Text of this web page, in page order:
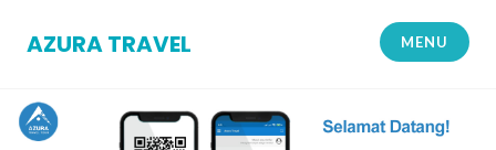
AZURA TRAVEL MENU